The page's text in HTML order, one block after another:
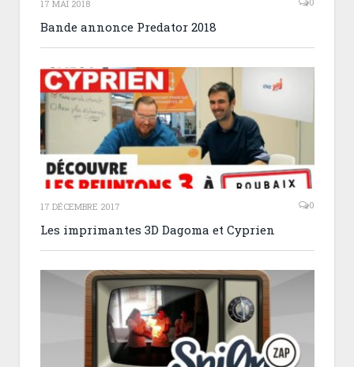
17 MAI 2018
Bande annonce Predator 2018
17 DÉCEMBRE 2017 0
Les imprimantes 3D Dagoma et Cyprien